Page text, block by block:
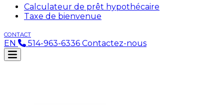
Calculateur de prêt hypothécaire
Taxe de bienvenue
CONTACT
EN 514-963-6336 Contactez-nous